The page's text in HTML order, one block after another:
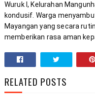
Wuruk I, Kelurahan
kondusif. Warga
Mayangan yang secara
memberikan rasa aman
RELATED POSTS